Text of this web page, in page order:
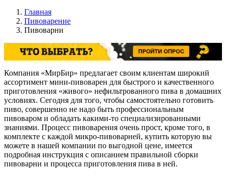
Главная
Пивоварение
Пивоварни
Компания «МирБир» предлагает своим клиентам широкий
ассортимент мини-пивоварен для быстрого и качественного
приготовления «живого» нефильтрованного пива в домашних
условиях. Сегодня для того, чтобы самостоятельно готовить
пиво, совершенно не надо быть профессиональным
пивоваром и обладать какими-то специализированными
знаниями. Процесс пивоварения очень прост, кроме того, в
комплекте с каждой микро-пивоварней, купить которую вы
можете в нашей компании по выгодной цене, имеется
подробная инструкция с описанием правильной сборки
пивоварни и процесса приготовления пива в ней.